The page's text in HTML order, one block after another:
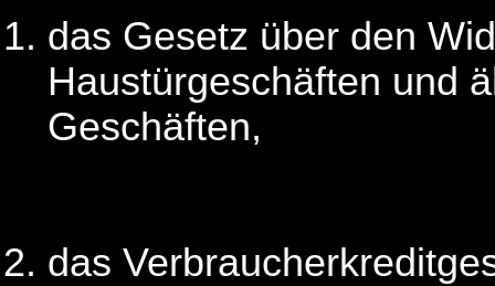
das Gesetz über den
Haustürgeschäften und
Geschäften,
das